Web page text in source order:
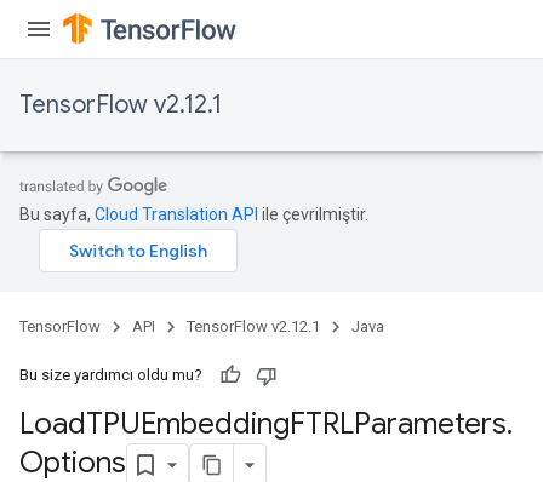
TensorFlow v2.12.1
Bu sayfa, Cloud Translation API ile çevrilmiştir.
TensorFlow API TensorFlow v2.12.1 Java
Bu size yardımcı oldu mu?
LoadTPUEmbeddingFTRLParameters.
Options